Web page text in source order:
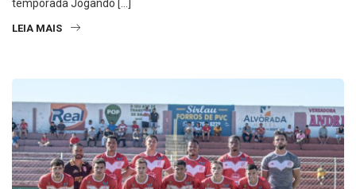
temporada Jogando […]
LEIA MAIS